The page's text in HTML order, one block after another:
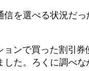
を選べる状況だ
ンで買った割引
た。ろくに調べな